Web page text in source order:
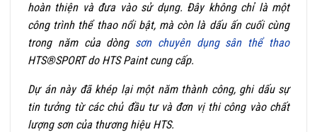
hoàn thiện và đưa vào sử dụng. Đây không chỉ là một
công trình thể thao nổi bật, mà còn là dấu ấn cuối cùng
trong năm của dòng sơn chuyên dụng sân thể thao
HTS®SPORT do HTS Paint cung cấp.
Dự án này đã khép lại một năm thành công, ghi dấu sự
tin tưởng từ các chủ đầu tư và đơn vị thi công vào chất
lượng sơn của thương hiệu HTS.